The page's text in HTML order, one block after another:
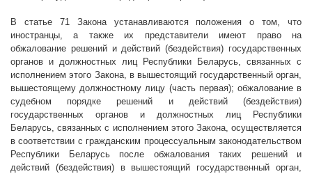
В статье 71 Закона устанавливаются положения о том, что
иностранцы, а также их представители имеют право на
обжалование решений и действий (бездействия) государственных
органов и должностных лиц Республики Беларусь, связанных с
исполнением этого Закона, в вышестоящий государственный орган,
вышестоящему должностному лицу (часть первая); обжалование в
судебном порядке решений и действий (бездействия)
государственных органов и должностных лиц Республики
Беларусь, связанных с исполнением этого Закона, осуществляется
в соответствии с гражданским процессуальным законодательством
Республики Беларусь после обжалования таких решений и
действий (бездействия) в вышестоящий государственный орган,